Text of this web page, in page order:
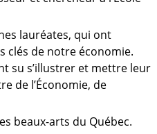
lauréates, qui ont
clés de notre économie.
su s’illustrer et mettre leur
de l’Économie, de
beaux-arts du Québec.